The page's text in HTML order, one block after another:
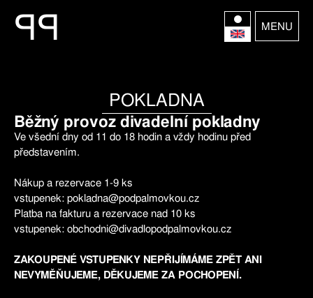
PP MENU
POKLADNA
Běžný provoz divadelní pokladny
Ve všední dny od 11 do 18 hodin a vždy hodinu před
představením.
Nákup a rezervace 1-9 ks
vstupenek: pokladna@podpalmovkou.cz
Platba na fakturu a rezervace nad 10 ks
vstupenek: obchodni@divadlopodpalmovkou.cz
ZAKOUPENÉ VSTUPENKY NEPŘIJÍMÁME ZPĚT ANI
NEVYMĚŇUJEME, DĚKUJEME ZA POCHOPENÍ.